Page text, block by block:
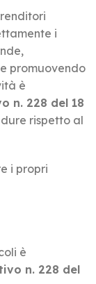
i
promuovendo
è
n. 228 del 18
rispetto al
i propri
è
n. 228 del